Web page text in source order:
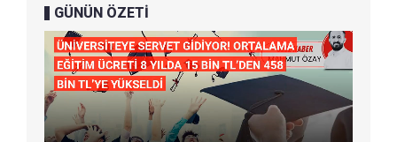
GÜNÜN ÖZETİ